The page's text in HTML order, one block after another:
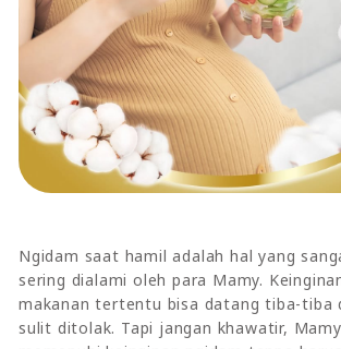
Ngidam saat hamil adalah hal yang
sering dialami oleh para Mamy.
makanan tertentu bisa datang tiba-tiba
sulit ditolak. Tapi jangan khawatir,